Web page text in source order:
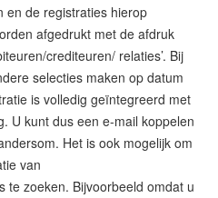
en de registraties hierop
afgedrukt met de afdruk
crediteuren/ relaties’. Bij
selecties maken op datum
is volledig geïntegreerd met
U kunt dus een e-mail koppelen
Het is ook mogelijk om
van
te zoeken. Bijvoorbeeld omdat u